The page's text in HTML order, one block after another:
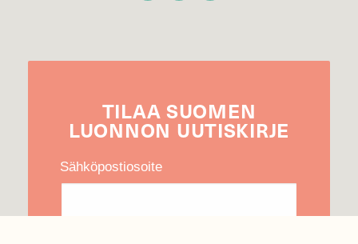
TILAA SUOMEN
LUONNON UUTIS­KIRJE
Sähköpostiosoite